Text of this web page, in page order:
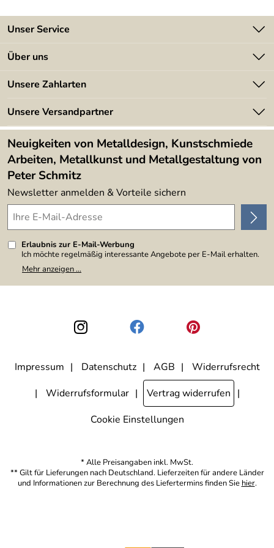
Unser Service
Kontakt
Kundeninformationen
Newsletter
Lieferbedingungen
Über uns
Angebote
Kundenbewertungen (394)
4,9/5
Unsere Zahlarten
Unsere Versandpartner
Neuigkeiten von Metalldesign, Kunstschmiede
Arbeiten, Metallkunst und Metallgestaltung von
Peter Schmitz
Newsletter anmelden & Vorteile sichern
Erlaubnis zur E-Mail-Werbung
Ich möchte regelmäßig interessante Angebote per E-Mail erhalten.
Meine E-Mail-Adresse wird nicht an andere Unternehmen
weitergegeben. Zu statistischen Zwecken wird in anonymer Form
den Link "Abmelden" am Ende des Newsletters anklicke. Die
Datenschutzerklärung
habe ich zur Kenntnis genommen.
Mehr anzeigen ...
Impressum Datenschutz AGB
Widerrufsrecht
Widerrufsformular
Vertrag widerrufen
Cookie Einstellungen
* Alle Preisangaben inkl. MwSt.
** Gilt für Lieferungen nach Deutschland. Lieferzeiten für andere Länder
und Informationen zur Berechnung des Liefertermins finden Sie hier.